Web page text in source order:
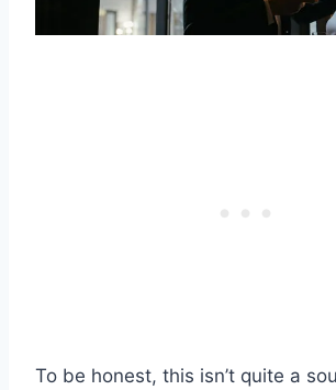
To be honest, this isn’t quite a